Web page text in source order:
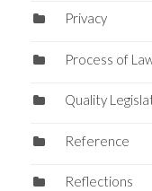
Privacy
Process of
Quality
Reference
Reflections